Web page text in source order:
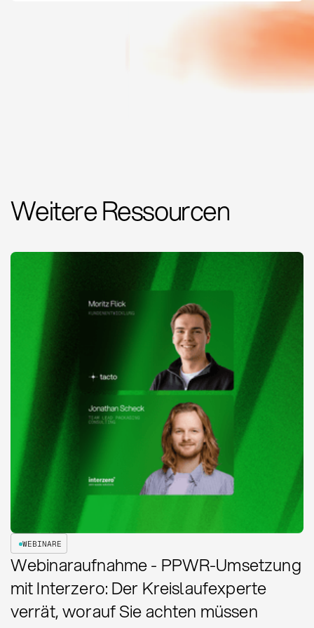
Weitere Ressourcen
WEBINARE
Webinaraufnahme - PPWR-Umsetzung
mit Interzero: Der Kreislaufexperte
verrät, worauf Sie achten müssen